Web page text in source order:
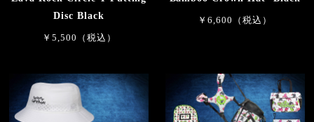
Disc Black
￥5,500（税込）
￥6,600（税込）